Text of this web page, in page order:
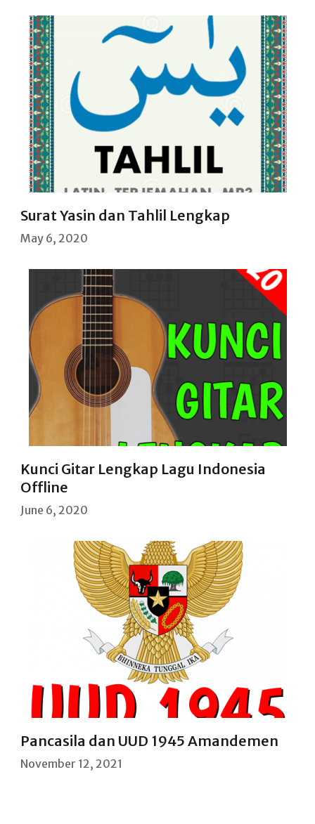
Surat Yasin dan Tahlil Lengkap
May 6, 2020
Kunci Gitar Lengkap Lagu Indonesia
Offline
June 6, 2020
Pancasila dan UUD 1945 Amandemen
November 12, 2021